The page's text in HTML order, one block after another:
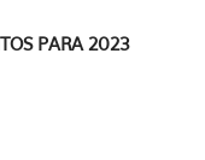
PARA 2023